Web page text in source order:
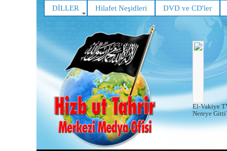
DİLLER Hilafet Neşidleri DVD ve CD'ler
El-Vakiye
Nereye